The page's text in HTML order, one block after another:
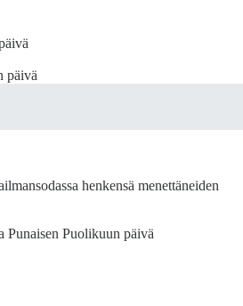
päivä
henkensä menettäneiden
Punaisen Puolikuun päivä